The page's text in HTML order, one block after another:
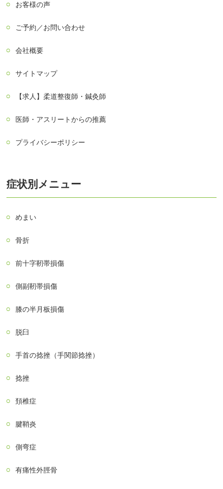
お客様の声
ご予約／お問い合わせ
会社概要
サイトマップ
【求人】柔道整復師・鍼灸師
医師・アスリートからの推薦
プライバシーポリシー
症状別メニュー
めまい
骨折
前十字靭帯損傷
側副靭帯損傷
膝の半月板損傷
脱臼
手首の捻挫（手関節捻挫）
捻挫
頚椎症
腱鞘炎
側弯症
有痛性外脛骨